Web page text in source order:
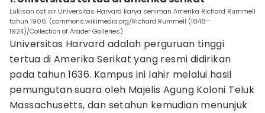
Lukisan cat air Universitas Harvard karya seniman Amerika Richard Rummell
tahun 1906. (commons.wikimedia.org/Richard Rummell (1848–
1924)/Collection of Arader Galleries)
Universitas Harvard adalah perguruan tinggi
tertua di Amerika Serikat yang resmi didirikan
pada tahun 1636. Kampus ini lahir melalui hasil
pemungutan suara oleh Majelis Agung Koloni Teluk
Massachusetts, dan setahun kemudian menunjuk